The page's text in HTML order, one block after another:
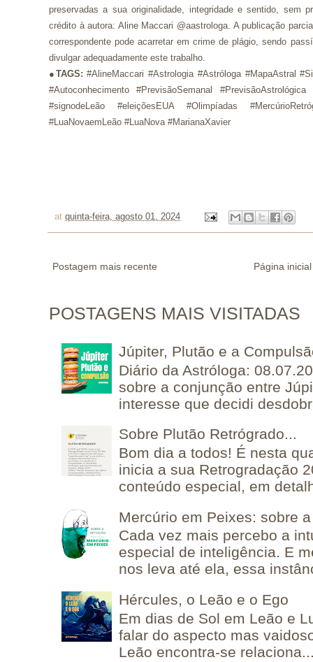
preservadas a sua originalidade, integridade e sentido, sem
crédito à autora: Aline Maccari @aastrologa. A publicação
correspondente pode acarretar em crime de plágio, sendo
divulgar adequadamente este trabalho.
● TAGS: #AlineMaccari #Astrologia #Astróloga #MapaAstral
#Autoconhecimento #PrevisãoSemanal
#signodeLeão #eleiçõesEUA #Olimpíadas
#LuaNovaemLeão #LuaNova #MarianaXavier
at quinta-feira, agosto 01, 2024
Postagem mais recente Página inicial
POSTAGENS MAIS VISITADAS
Júpiter, Plutão e a
Diário da Astróloga:
sobre a conjunção entre
interesse que decidi
Sobre Plutão Retrógrado...
Bom dia a todos! É nesta
inicia a sua Retrogradação
conteúdo especial, em
Mercúrio em Peixes: sobre
Cada vez mais percebo a
especial de inteligência. E
nos leva até ela, essa
Hércules, o Leão e o Ego
Em dias de Sol em Leão e
falar do aspecto mas
Leão encontra-se